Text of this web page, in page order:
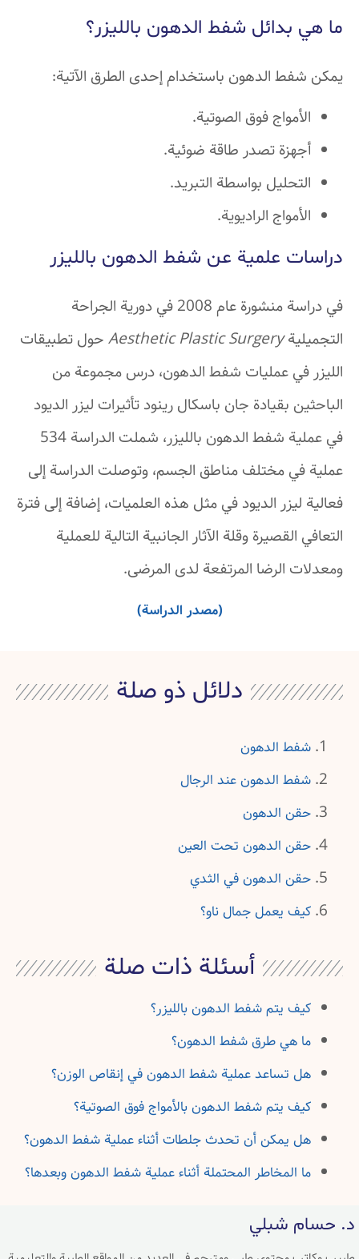
ما هي بدائل شفط الدهون بالليزر؟
يمكن شفط الدهون باستخدام إحدى الطرق الآتية:
الأمواج فوق الصوتية.
أجهزة تصدر طاقة ضوئية.
التحليل بواسطة التبريد.
الأمواج الراديوية.
دراسات علمية عن شفط الدهون بالليزر
في دراسة منشورة عام 2008 في دورية الجراحة
التجميليةAesthetic Plastic Surgery حول تطبيقات
الليزر في عمليات شفط الدهون، درس مجموعة من
الباحثين بقيادة جان باسكال رينود تأثيرات ليزر الديود
في عملية شفط الدهون بالليزر، شملت الدراسة 534
عملية في مختلف مناطق الجسم، وتوصلت الدراسة إلى
فعالية ليزر الديود في مثل هذه العلميات، إضافة إلى فترة
التعافي القصيرة وقلة الآثار الجانبية التالية للعملية
ومعدلات الرضا المرتفعة لدى المرضى.
(مصدر الدراسة)
دلائل ذو صلة
شفط الدهون
شفط الدهون عند الرجال
حقن الدهون
حقن الدهون تحت العين
حقن الدهون في الثدي
كيف يعمل جمال ناو؟
أسئلة ذات صلة
كيف يتم شفط الدهون بالليزر؟
ما هي طرق شفط الدهون؟
هل تساعد عملية شفط الدهون في إنقاص الوزن؟
كيف يتم شفط الدهون بالأمواج فوق الصوتية؟
هل يمكن أن تحدث جلطات أثناء عملية شفط الدهون؟
ما المخاطر المحتملة أثناء عملية شفط الدهون وبعدها؟
د. حسام شبلي